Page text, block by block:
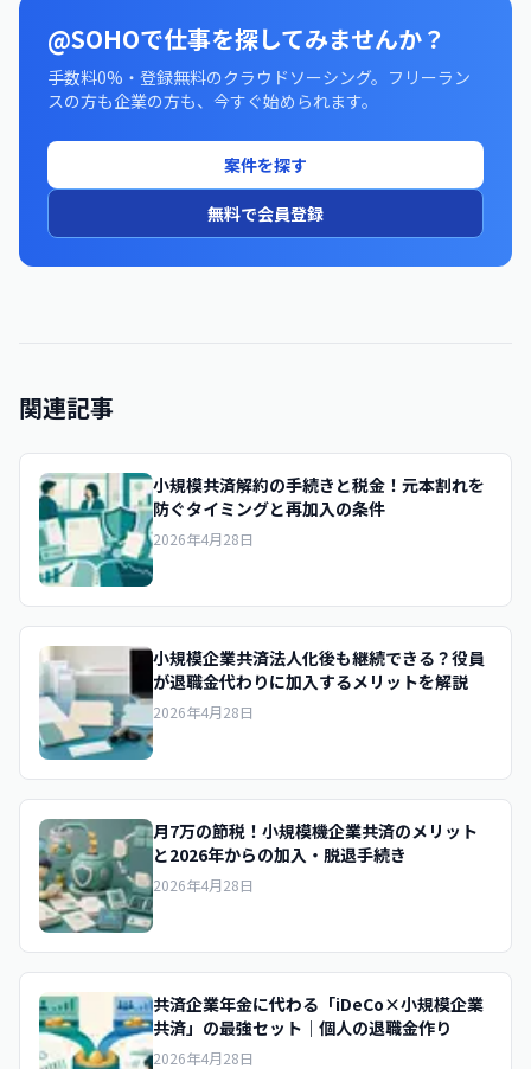
@SOHOで仕事を探してみませんか？
手数料0%・登録無料のクラウドソーシング。フリーラン
スの方も企業の方も、今すぐ始められます。
案件を探す
無料で会員登録
関連記事
小規模共済解約の手続きと税金！元本割れを
防ぐタイミングと再加入の条件
2026年4月28日
小規模企業共済法人化後も継続できる？役員
が退職金代わりに加入するメリットを解説
2026年4月28日
月7万の節税！小規模機企業共済のメリット
と2026年からの加入・脱退手続き
2026年4月28日
共済企業年金に代わる「iDeCo×小規模企業
共済」の最強セット｜個人の退職金作り
2026年4月28日